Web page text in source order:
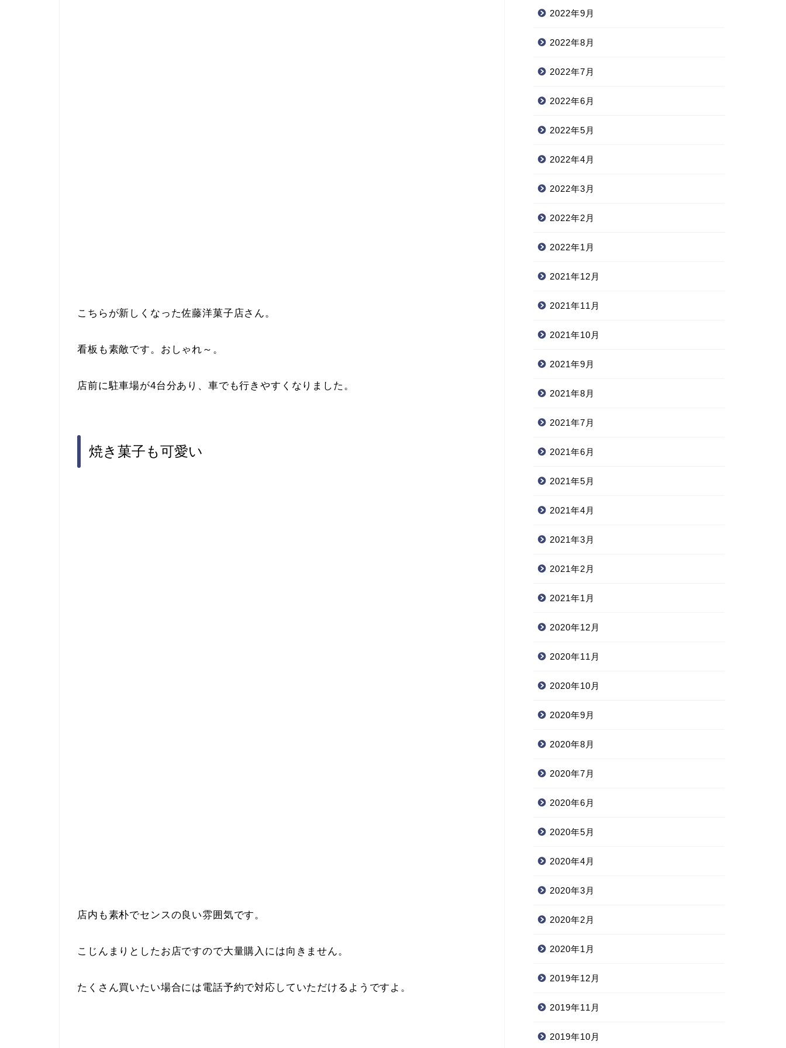
こちらが新しくなった佐藤洋菓子店さん。
看板も素敵です。おしゃれ～。
店前に駐車場が4台分あり、車でも行きやすくなりました。
焼き菓子も可愛い
店内も素朴でセンスの良い雰囲気です。
こじんまりとしたお店ですので大量購入には向きません。
たくさん買いたい場合には電話予約で対応していただけるようですよ。
2022年9月
2022年8月
2022年7月
2022年6月
2022年5月
2022年4月
2022年3月
2022年2月
2022年1月
2021年12月
2021年11月
2021年10月
2021年9月
2021年8月
2021年7月
2021年6月
2021年5月
2021年4月
2021年3月
2021年2月
2021年1月
2020年12月
2020年11月
2020年10月
2020年9月
2020年8月
2020年7月
2020年6月
2020年5月
2020年4月
2020年3月
2020年2月
2020年1月
2019年12月
2019年11月
2019年10月